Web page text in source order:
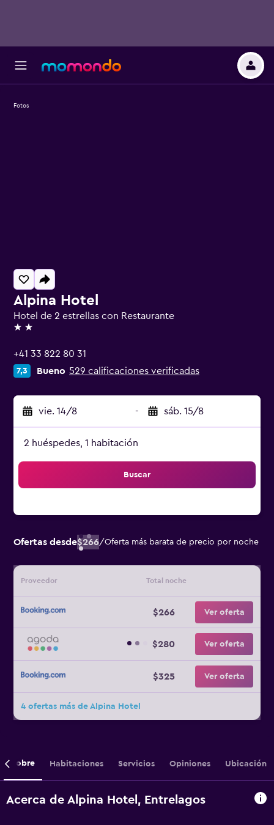
Alpina Hotel
Hotel de 2 estrellas con Restaurante
2 estrellas
+41 33 822 80 31
7,3 Bueno 529 calificaciones verificadas
vie. 14/8 - sáb. 15/8
2 huéspedes, 1 habitación
Buscar
Ofertas desde$266/Oferta más barata de precio por noche
Proveedor Total noche
$266 Ver oferta
$280 Ver oferta
$325 Ver oferta
4 ofertas más de Alpina Hotel
Fotos
Sobre Habitaciones Servicios Opiniones Ubicación
Acerca de Alpina Hotel, Entrelagos